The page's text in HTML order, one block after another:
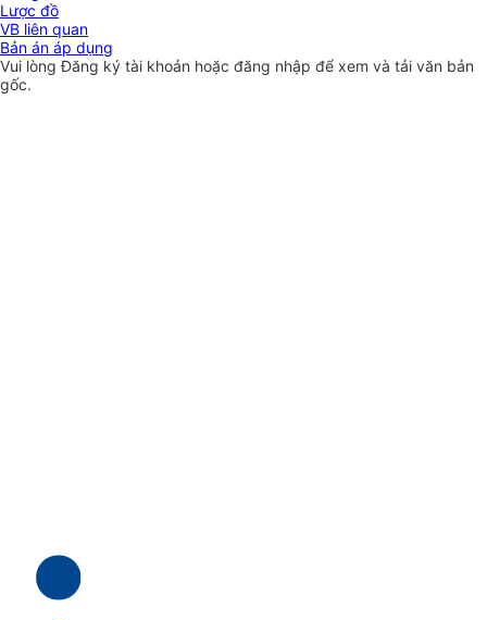
Lược đồ
VB liên quan
Bản án áp dụng
Vui lòngĐăng ký tài khoản hoặc đăng nhập để xem và tải văn bản
gốc.